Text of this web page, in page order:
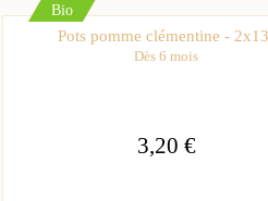
Bio
Pots pomme clémentine -
Dès 6 mois
3,20 €